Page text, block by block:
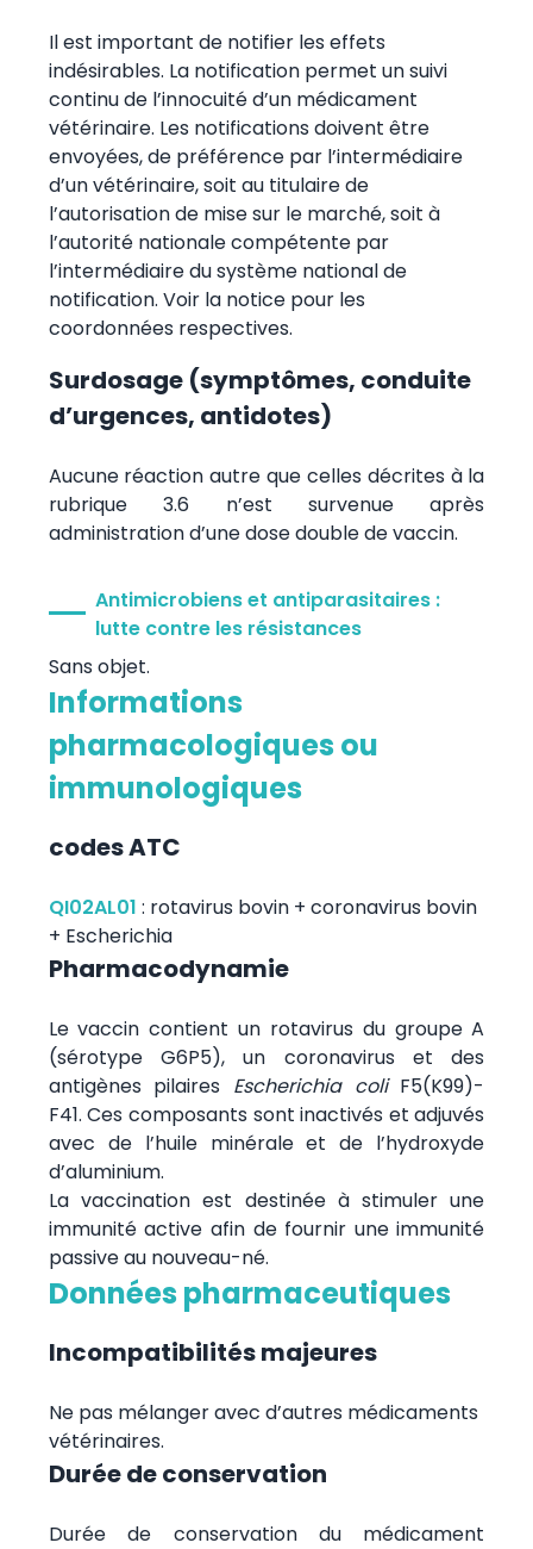
Il est important de notifier les effets
indésirables. La notification permet un suivi
continu de l’innocuité d’un médicament
vétérinaire. Les notifications doivent être
envoyées, de préférence par l’intermédiaire
d’un vétérinaire, soit au titulaire de
l’autorisation de mise sur le marché, soit à
l’autorité nationale compétente par
l’intermédiaire du système national de
notification. Voir la notice pour les
coordonnées respectives.
Surdosage (symptômes, conduite
d’urgences, antidotes)
Aucune réaction autre que celles décrites à la
rubrique 3.6 n’est survenue après
administration d’une dose double de vaccin.
Antimicrobiens et antiparasitaires :
lutte contre les résistances
Sans objet.
Informations
pharmacologiques ou
immunologiques
codes ATC
QI02AL01 : rotavirus bovin + coronavirus bovin
+ Escherichia
Pharmacodynamie
Le vaccin contient un rotavirus du groupe A
(sérotype G6P5), un coronavirus et des
antigènes pilaires Escherichia coli F5(K99)-
F41. Ces composants sont inactivés et adjuvés
avec de l’huile minérale et de l’hydroxyde
d’aluminium.
La vaccination est destinée à stimuler une
immunité active afin de fournir une immunité
passive au nouveau-né.
Données pharmaceutiques
Incompatibilités majeures
Ne pas mélanger avec d’autres médicaments
vétérinaires.
Durée de conservation
Durée de conservation du médicament